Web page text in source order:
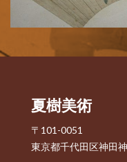
夏樹美術
〒101-0051
東京都千代田区神田